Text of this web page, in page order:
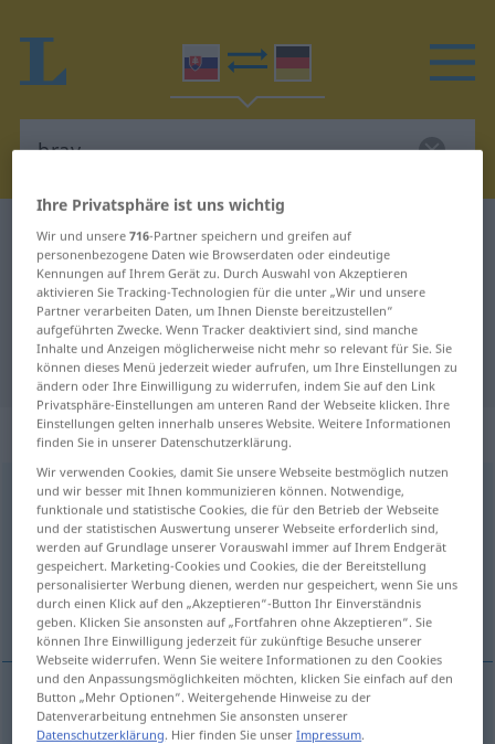
Slowakisch-Deutsch Wörterbuch brav
Slowakisch-Deutsch Übersetzung
für "brav"
"brav" Deutsch Übersetzung
„brav“: maskulin
bravm
Übersicht aller Übersetzungen
(Für mehr Details die Übersetzung anklicken/antippen)
Eber, Keiler, Schwein
Eber, Keiler brav
Ihre Privatsphäre ist uns wichtig
Wir und unsere716-Partner speichern und greifen auf
personenbezogene Daten wie Browserdaten oder eindeutige
Kennungen auf Ihrem Gerät zu. Durch Auswahl von Akzeptieren
aktivieren Sie Tracking-Technologien für die unter „Wir und unsere
Partner verarbeiten Daten, um Ihnen Dienste bereitzustellen“
aufgeführten Zwecke. Wenn Tracker deaktiviert sind, sind manche
Inhalte und Anzeigen möglicherweise nicht mehr so relevant für Sie. Sie
können dieses Menü jederzeit wieder aufrufen, um Ihre Einstellungen zu
ändern oder Ihre Einwilligung zu widerrufen, indem Sie auf den Link
Privatsphäre-Einstellungen am unteren Rand der Webseite klicken. Ihre
Einstellungen gelten innerhalb unseres Website. Weitere Informationen
finden Sie in unserer Datenschutzerklärung.
Wir verwenden Cookies, damit Sie unsere Webseite bestmöglich nutzen
und wir besser mit Ihnen kommunizieren können. Notwendige,
funktionale und statistische Cookies, die für den Betrieb der Webseite
und der statistischen Auswertung unserer Webseite erforderlich sind,
werden auf Grundlage unserer Vorauswahl immer auf Ihrem Endgerät
gespeichert. Marketing-Cookies und Cookies, die der Bereitstellung
personalisierter Werbung dienen, werden nur gespeichert, wenn Sie uns
durch einen Klick auf den „Akzeptieren“-Button Ihr Einverständnis
geben. Klicken Sie ansonsten auf „Fortfahren ohne Akzeptieren“. Sie
können Ihre Einwilligung jederzeit für zukünftige Besuche unserer
Webseite widerrufen. Wenn Sie weitere Informationen zu den Cookies
und den Anpassungsmöglichkeiten möchten, klicken Sie einfach auf den
Button „Mehr Optionen“. Weitergehende Hinweise zu der
Datenverarbeitung entnehmen Sie ansonsten unserer
Datenschutzerklärung. Hier finden Sie unserImpressum.